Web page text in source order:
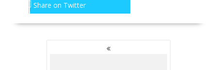
Share on Twitter
NAWIGACJA